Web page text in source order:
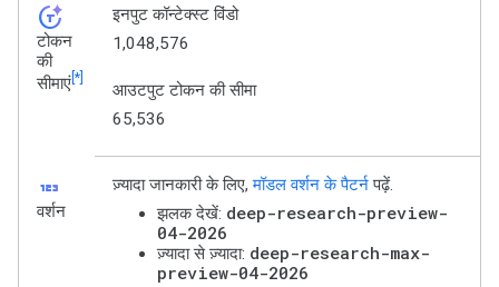
token_auto
टोकन
की
सीमाएं[*]
इनपुट कॉन्टेक्स्ट विंडो
1,048,576
आउटपुट टोकन की सीमा
65,536
123
वर्शन
ज़्यादा जानकारी के लिए,मॉडल वर्शन के पैटर्नपढ़ें.
झलक देखें: deep-research-preview-
04-2026
ज़्यादा से ज़्यादा: deep-research-max-
preview-04-2026